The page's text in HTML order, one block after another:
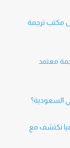
مكتب ترجمة
معتمد
السعودية؟
نكتشف مع